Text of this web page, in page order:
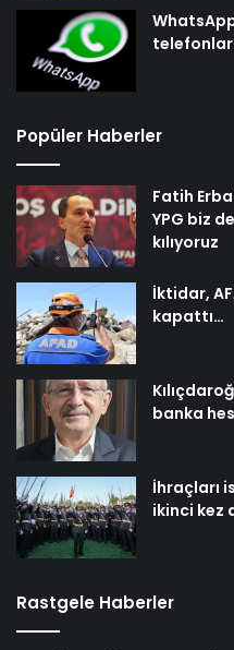
Popüler Haberler
Fatih
YPG biz
kılıyoruz
İktidar,
kapattı…
banka
İhraçları
ikinci kez
Rastgele Haberler